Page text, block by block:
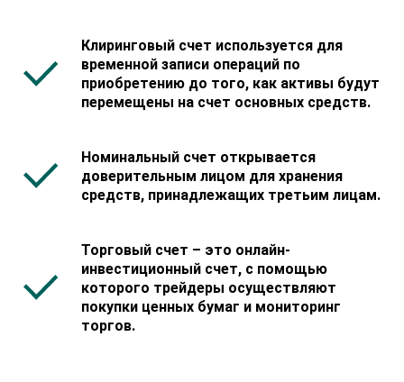
Клиринговый счет используется для
временной записи операций по
приобретению до того, как активы будут
перемещены на счет основных средств.
Номинальный счет открывается
доверительным лицом для хранения
средств, принадлежащих третьим лицам.
Торговый счет – это онлайн-
инвестиционный счет, с помощью
которого трейдеры осуществляют
покупки ценных бумаг и мониторинг
торгов.